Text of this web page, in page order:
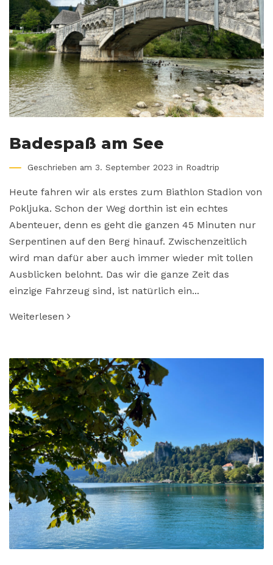
Badespaß am See
Geschrieben am 3. September 2023 in Roadtrip
Heute fahren wir als erstes zum Biathlon Stadion von
Pokljuka. Schon der Weg dorthin ist ein echtes
Abenteuer, denn es geht die ganzen 45 Minuten nur
Serpentinen auf den Berg hinauf. Zwischenzeitlich
wird man dafür aber auch immer wieder mit tollen
Ausblicken belohnt. Das wir die ganze Zeit das
einzige Fahrzeug sind, ist natürlich ein...
Weiterlesen